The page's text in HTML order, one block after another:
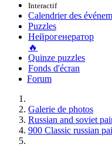
Interactif
Calendrier des
Puzzles
Нейрогенератор
🔥
Quinze puzzles
Fonds d'écran
Forum
Galerie de photos
Russian and soviet
900 Classic russian